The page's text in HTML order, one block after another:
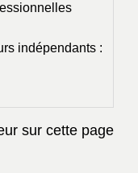
indépendants :
sur cette page